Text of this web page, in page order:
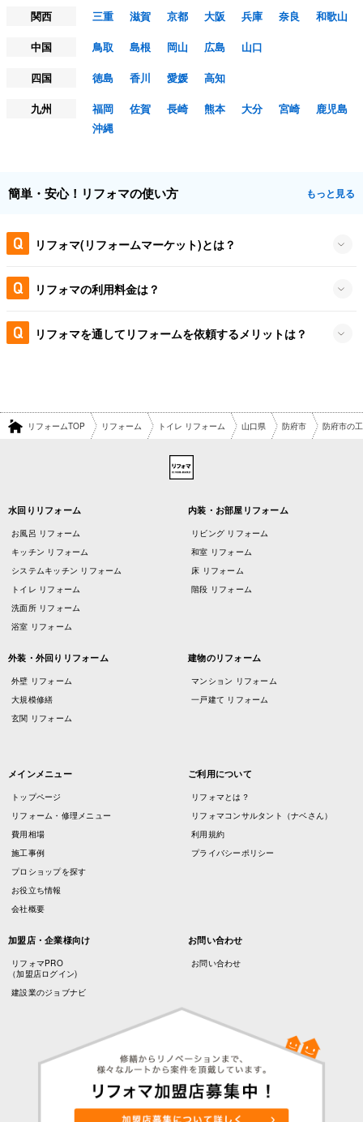
関西
三重 滋賀 京都 大阪 兵庫 奈良
和歌山
中国
鳥取 島根 岡山 広島
山口
四国
徳島 香川 愛媛
高知
九州
福岡 佐賀 長崎 熊本 大分 宮崎
鹿児島
沖縄
簡単・安心！リフォマの使い方 もっと見る
リフォマ(リフォームマーケット)とは？
リフォマの利用料金は？
リフォマを通してリフォームを依頼するメリットは？
リフォームTOP リフォーム トイレ リフォーム 山口県 防府市 防府市の
水回りリフォーム
お風呂 リフォーム
キッチン リフォーム
システムキッチン リフォーム
トイレ リフォーム
洗面所 リフォーム
浴室 リフォーム
内装・お部屋リフォーム
リビング リフォーム
和室 リフォーム
床 リフォーム
階段 リフォーム
外装・外回りリフォーム
外壁 リフォーム
大規模修繕
玄関 リフォーム
建物のリフォーム
マンション リフォーム
一戸建て リフォーム
メインメニュー
トップページ
リフォーム・修理メニュー
費用相場
施工事例
プロショップを探す
お役立ち情報
会社概要
ご利用について
リフォマとは？
リフォマコンサルタント（ナベさん）
利用規約
プライバシーポリシー
加盟店・企業様向け
リフォマPRO
（加盟店ログイン)
建設業のジョブナビ
お問い合わせ
お問い合わせ